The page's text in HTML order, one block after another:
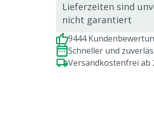
Lieferzeiten sind
nicht garantiert
9444
Schneller und
Versandkostenfrei ab